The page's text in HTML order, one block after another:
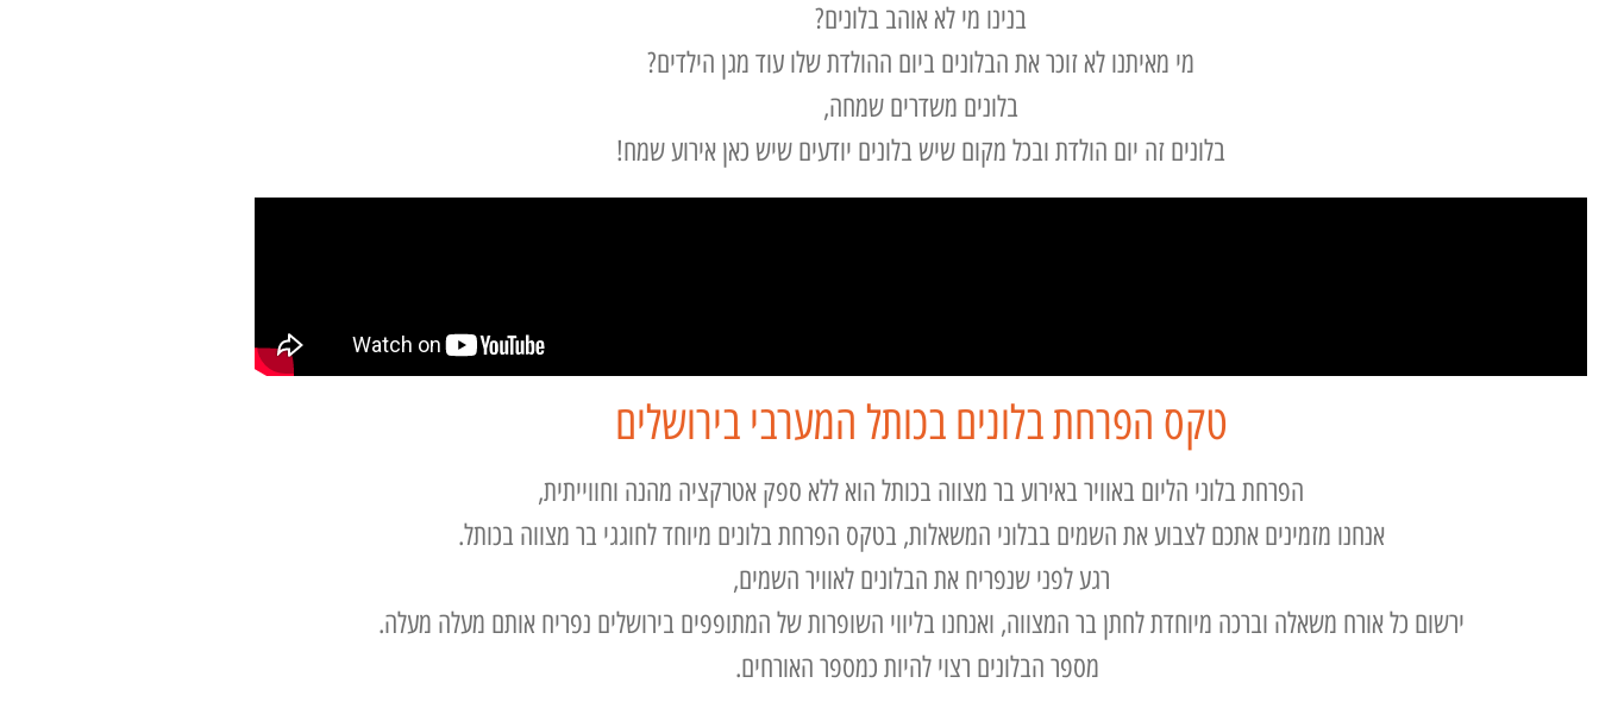
בנינו מי לא אוהב בלונים?
מי מאיתנו לא זוכר את הבלונים ביום ההולדת שלו עוד מגן הילדים?
בלונים משדרים שמחה,
בלונים זה יום הולדת ובכל מקום שיש בלונים יודעים שיש כאן אירוע שמח!
טקס הפרחת בלונים בכותל המערבי בירושלים
הפרחת בלוני הליום באוויר באירוע בר מצווה בכותל הוא ללא ספק אטרקציה מהנה וחווייתית,
אנחנו מזמינים אתכם לצבוע את השמים בבלוני המשאלות, בטקס הפרחת בלונים מיוחד לחוגגי בר מצווה בכותל.
רגע לפני שנפריח את הבלונים לאוויר השמים,
ירשום כל אורח משאלה וברכה מיוחדת לחתן בר המצווה, ואנחנו בליווי השופרות של המתופפים בירושלים נפריח אותם מעלה מעלה.
מספר הבלונים רצוי להיות כמספר האורחים.